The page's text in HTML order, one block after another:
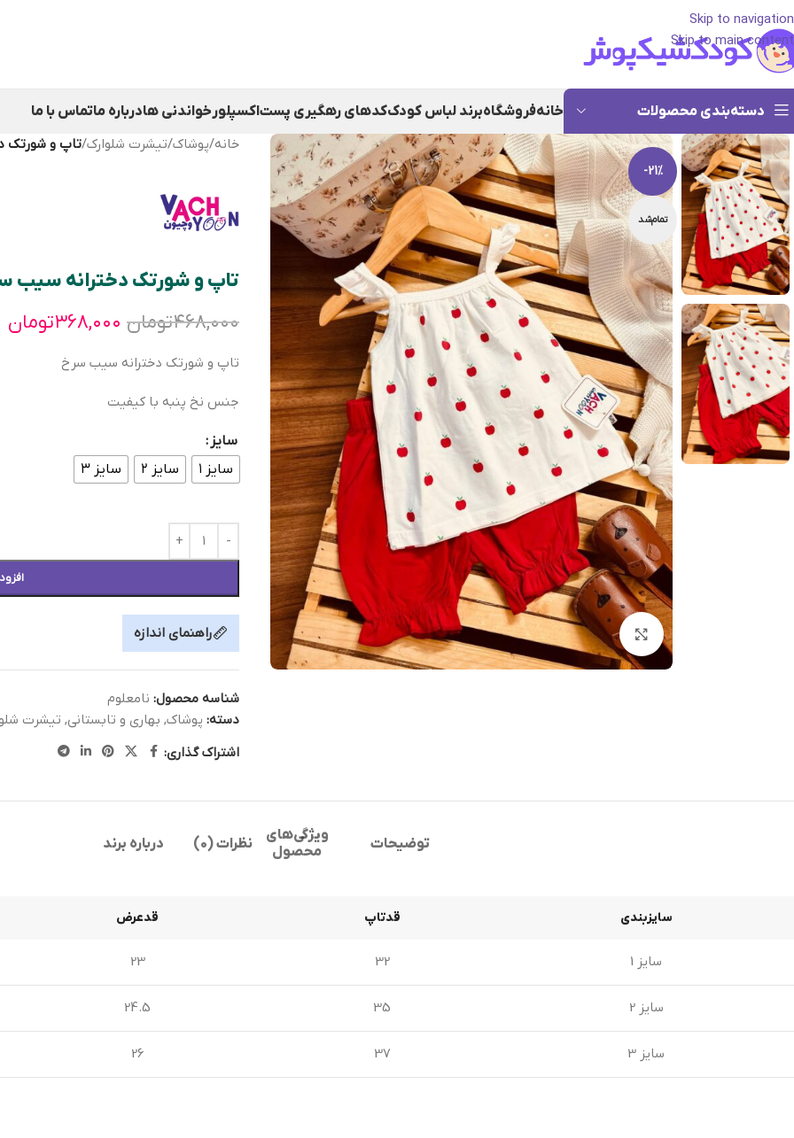
Skip to navigation
Skip to main content
دسته‌بندی محصولات خانهفروشگاهبرند لباس کودککدهای رهگیری پستاکسپلورخواندنی هادرباره ماتماس با ما
-21%
تمام‌شد
بزرگنمایی تصویر
خانه/پوشاک/تیشرت شلوارک/تاپ و شورتک
تاپ و شورتک دخترانه سیب
۴۶۸,۰۰۰تومان ۳۶۸,۰۰۰تومان
تاپ و شورتک دخترانه سیب سرخ
جنس نخ پنبه با کیفیت
سایز
سایز ۱
سایز ۲ سایز ۳
راهنمای اندازه
شناسه محصول: نامعلوم
دسته: پوشاک, بهاری و تابستانی, تیشرت
اشتراک گذاری:
توضیحات
ویژگی‌های
محصول
نظرات (0) درباره برند
سایزبندی قدتاپ قد‌عرض
سایز 1 32
23
سایز 2 35
24.5
سایز 3 37
26